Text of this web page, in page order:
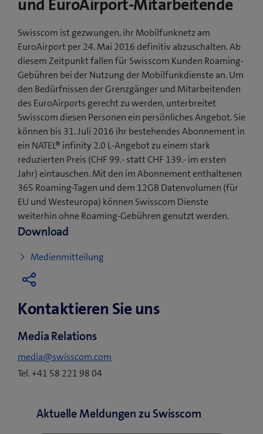
und EuroAirport-Mitarbeitende
Swisscom ist gezwungen, ihr Mobilfunknetz am
EuroAirport per 24. Mai 2016 definitiv abzuschalten. Ab
diesem Zeitpunkt fallen für Swisscom Kunden Roaming-
Gebühren bei der Nutzung der Mobilfunkdienste an. Um
den Bedürfnissen der Grenzgänger und Mitarbeitenden
des EuroAirports gerecht zu werden, unterbreitet
Swisscom diesen Personen ein persönliches Angebot. Sie
können bis 31. Juli 2016 ihr bestehendes Abonnement in
ein NATEL® infinity 2.0 L-Angebot zu einem stark
reduzierten Preis (CHF 99.- statt CHF 139.- im ersten
Jahr) eintauschen. Mit den im Abonnement enthaltenen
365 Roaming-Tagen und dem 12GB Datenvolumen (für
EU und Westeuropa) können Swisscom Dienste
weiterhin ohne Roaming-Gebühren genutzt werden.
Download
Medienmitteilung
f
t
n
Kontaktieren Sie uns
Media Relations
media@swisscom.com
Tel. +41 58 221 98 04
Aktuelle Meldungen zu Swisscom